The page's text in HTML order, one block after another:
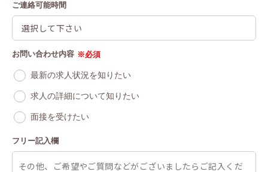
ご連絡可能時間
お問い合わせ内容 ※必須
最新の求人状況を知りたい
求人の詳細について知りたい
面接を受けたい
フリー記入欄